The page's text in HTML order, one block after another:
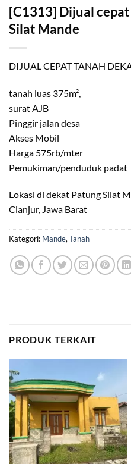
[C1313] Dijual
Silat Mande
DIJUAL CEPAT TANAH
tanah luas 375m²,
surat AJB
Pinggir jalan desa
Akses Mobil
Harga 575rb/mter
Pemukiman/penduduk padat
Lokasi di dekat Patung Silat
Cianjur, Jawa Barat
Kategori: Mande,Tanah
PRODUK TERKAIT